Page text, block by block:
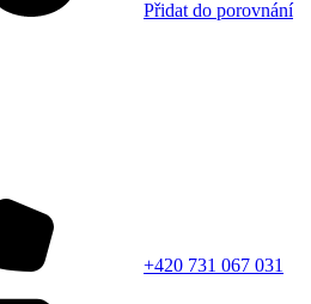
Přidat do porovnání
+420 731 067 031